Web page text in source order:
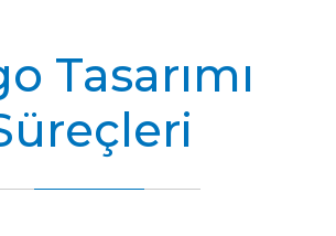
Tasarımı